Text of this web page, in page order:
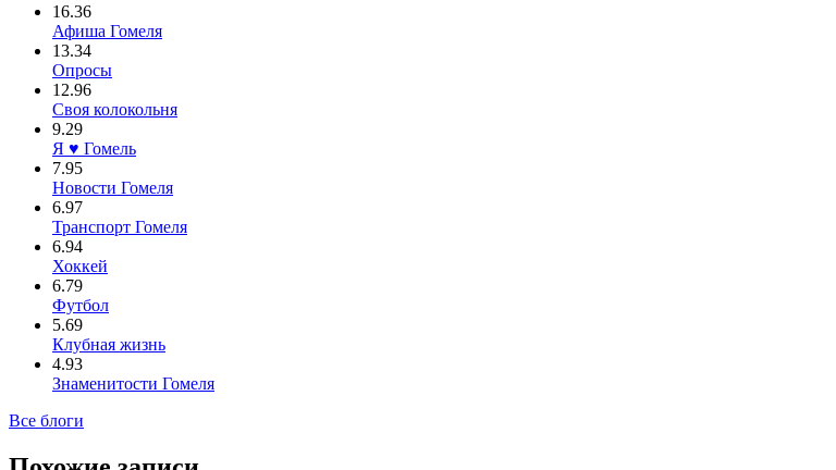
16.36
Афиша Гомеля
13.34
Опросы
12.96
Своя колокольня
9.29
Я ♥ Гомель
7.95
Новости Гомеля
6.97
Транспорт Гомеля
6.94
Хоккей
6.79
Футбол
5.69
Клубная жизнь
4.93
Знаменитости Гомеля
Все блоги